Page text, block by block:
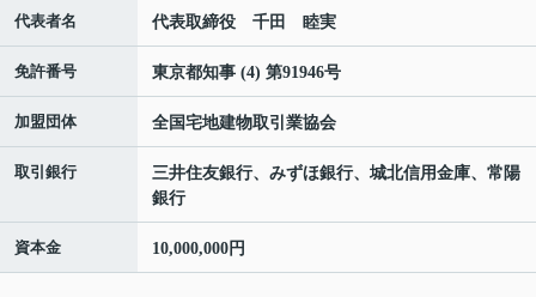
代表者名 代表取締役 千田 睦実
免許番号 東京都知事 (4) 第91946号
加盟団体 全国宅地建物取引業協会
取引銀行
三井住友銀行、みずほ銀行、城北信用金庫、常陽
銀行
資本金 10,000,000円